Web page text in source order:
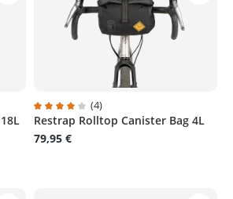
5 von 5 Sternen
Durchschnittliche Bewertung von 4
(4)
Restrap Rolltop Canister Bag 4L
79,95 €